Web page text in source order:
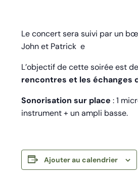
Le concert sera suivi par un
John et Patrick e
L’objectif de cette soirée est
rencontres et les échanges
Sonorisation sur place : 1
instrument + un ampli basse.
Ajouter au calendrier